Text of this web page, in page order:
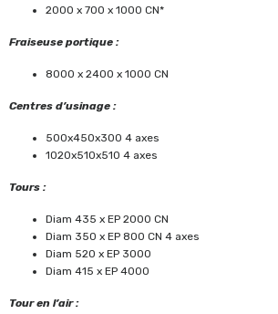
2000 x 700 x 1000 CN*
Fraiseuse portique :
8000 x 2400 x 1000 CN
Centres d’usinage :
500x450x300 4 axes
1020x510x510 4 axes
Tours :
Diam 435 x EP 2000 CN
Diam 350 x EP 800 CN 4 axes
Diam 520 x EP 3000
Diam 415 x EP 4000
Tour en l’air :